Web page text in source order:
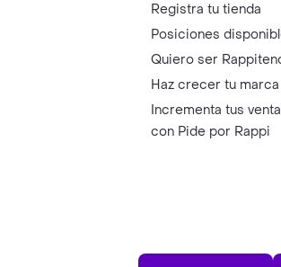
Registra tu tienda
Posiciones
Quiero ser
Haz crecer tu marca
Incrementa tus
con Pide por Rappi
App Store